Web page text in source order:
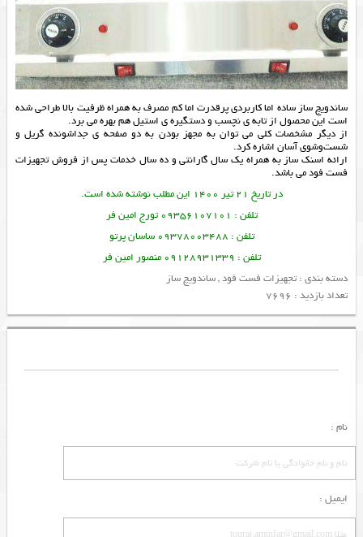
ساندویچ ساز ساده اما کاربردی پرقدرت اما کم مصرف به همراه ظرفیت بالا طراحی‌ شده
است این محصول از تابه ی نچسب و دستگیره ی استیل هم بهره می برد.
از دیگر مشخصات کلی می توان به مجهز بودن به دو صفحه ی جداشونده گریل و
شست‌وشوی آسان اشاره کرد.
ارائه اسنک سازبه همراه یک سال گارانتی و ده سال خدمات پس از فروشتجهیزات
فست فودمی باشد.
در تاریخ 21 تیر 1400 این مطلب نوشته شده است.
تلفن : 09356107101 تورج امین فر
تلفن : 09378003488 ساسان پرتو
تلفن : 09128931339 منصور امین فر
دسته بندی :تجهیزات فست فود,ساندویچ ساز
تعداد بازدید : 7696
نام :
ایمیل :